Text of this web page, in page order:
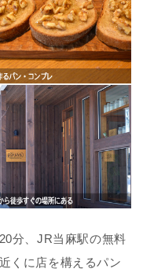
分、JR当麻駅の無料
くに店を構えるパン